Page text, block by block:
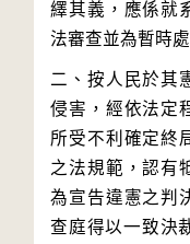
繹其義，應係就
二、按人民於其
侵害，經依法定
所受不利確定終
之法規範，認有
為宣告違憲之判
查庭得以一致決